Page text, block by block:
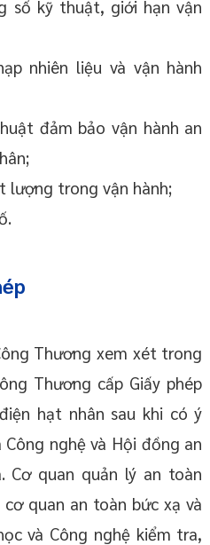
số kỹ thuật, giới hạn vận
nhiên liệu và vận hành
đảm bảo vận hành an
lượng trong vận hành;
Thương xem xét trong
Thương cấp Giấy phép
hạt nhân sau khi có ý
nghệ và Hội đồng an
Cơ quan quản lý an toàn
quan an toàn bức xạ và
và Công nghệ kiểm tra,